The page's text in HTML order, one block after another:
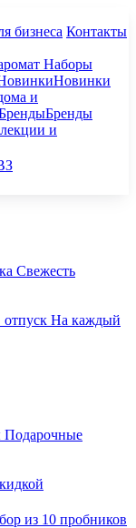
бизнеса Контакты
Наборы
Новинки
и
Бренды
и
Свежесть
На каждый
Подарочные
из 10 пробников